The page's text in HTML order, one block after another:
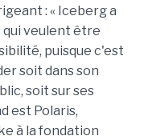
: « Iceberg a
veulent être
puisque c'est
soit dans son
soit sur ses
est Polaris,
à la fondation